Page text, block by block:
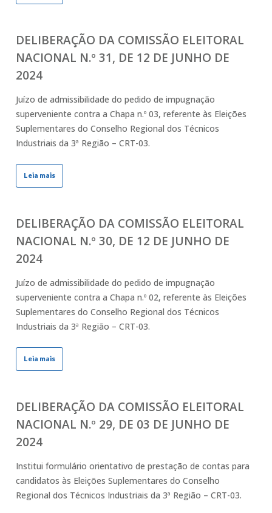
DELIBERAÇÃO DA COMISSÃO ELEITORAL
NACIONAL N.º 31, DE 12 DE JUNHO DE
2024
Juízo de admissibilidade do pedido de impugnação
superveniente contra a Chapa n.º 03, referente às Eleições
Suplementares do Conselho Regional dos Técnicos
Industriais da 3ª Região – CRT-03.
Leia mais
DELIBERAÇÃO DA COMISSÃO ELEITORAL
NACIONAL N.º 30, DE 12 DE JUNHO DE
2024
Juízo de admissibilidade do pedido de impugnação
superveniente contra a Chapa n.º 02, referente às Eleições
Suplementares do Conselho Regional dos Técnicos
Industriais da 3ª Região – CRT-03.
Leia mais
DELIBERAÇÃO DA COMISSÃO ELEITORAL
NACIONAL N.º 29, DE 03 DE JUNHO DE
2024
Institui formulário orientativo de prestação de contas para
candidatos às Eleições Suplementares do Conselho
Regional dos Técnicos Industriais da 3ª Região – CRT-03.